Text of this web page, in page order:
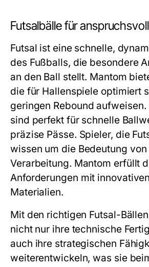
Futsalbälle für
Futsal ist eine schnelle,
des Fußballs, die besondere
an den Ball stellt. Mantom
die für Hallenspiele optimiert
geringen Rebound aufweisen.
sind perfekt für schnelle
präzise Pässe. Spieler, die
wissen um die Bedeutung
Verarbeitung. Mantom erfüllt
Anforderungen mit
Materialien.
Mit den richtigen Futsal-
nicht nur ihre technische
auch ihre strategischen
weiterentwickeln, was sie